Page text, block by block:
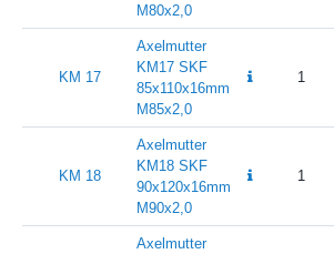
M80x2,0
KM 17
Axelmutter
KM17 SKF
85x110x16mm
M85x2,0
1
KM 18
Axelmutter
KM18 SKF
90x120x16mm
M90x2,0
1
Axelmutter